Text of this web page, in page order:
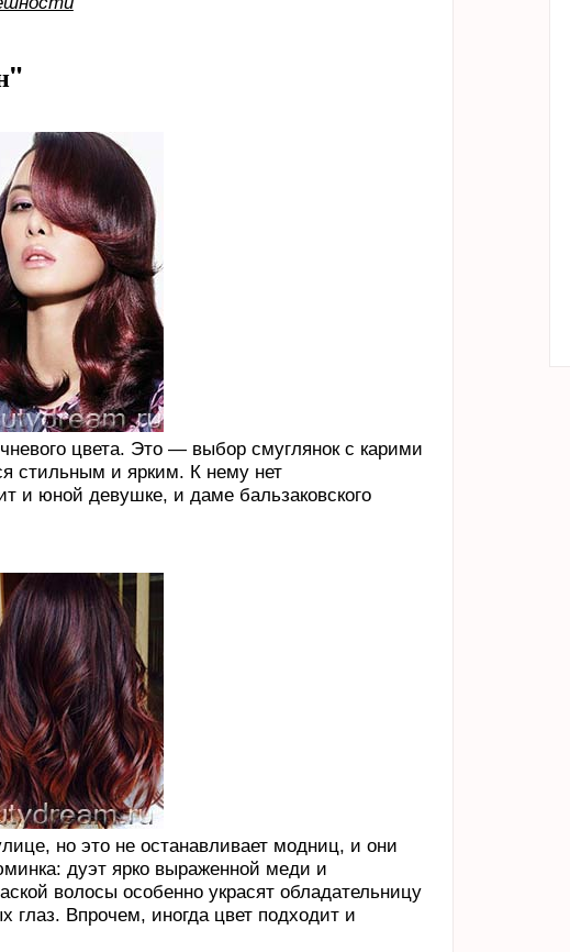
цвета. Это — выбор смуглянок с карими
стильным и ярким. К нему нет
и юной девушке, и даме бальзаковского
но это не останавливает модниц, и они
дуэт ярко выраженной меди и
волосы особенно украсят обладательницу
глаз. Впрочем, иногда цвет подходит и